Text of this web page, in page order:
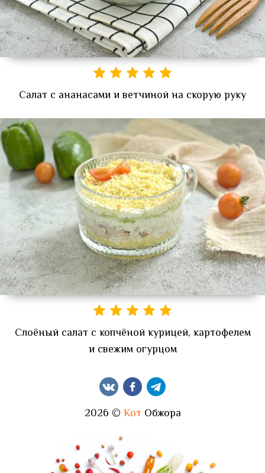
Салат с ананасами и ветчиной на скорую руку
Слоёный салат с копчёной курицей, картофелем
и свежим огурцом
2026 © КотОбжора